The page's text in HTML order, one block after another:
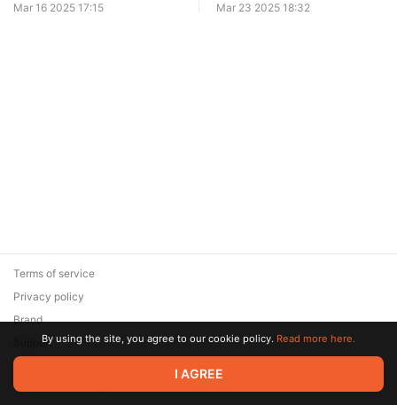
Mar 16 2025 17:15 Mar 23 2025 18:32
© 2026 Zaya Solutions Limited. All rights reserved. All trademarks
are the property of their respective owners.
Terms of service
Privacy policy
Brand
SupportBy using the site, you agree to our cookie policy. Read more here.
I AGREE